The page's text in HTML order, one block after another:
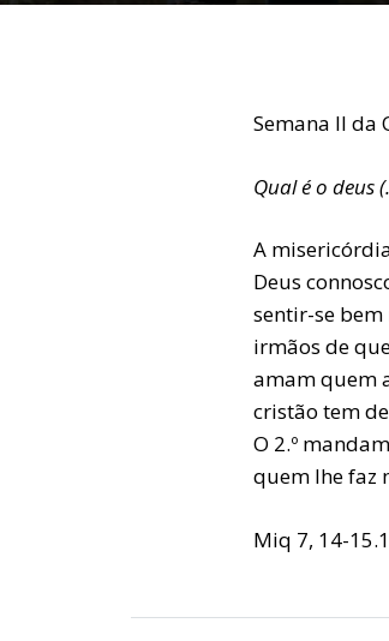
Semana II da
Qual é o deus
A
Deus
sentir-se bem
irmãos de
amam quem
cristão tem
O 2.º
quem lhe faz
Miq 7, 14-